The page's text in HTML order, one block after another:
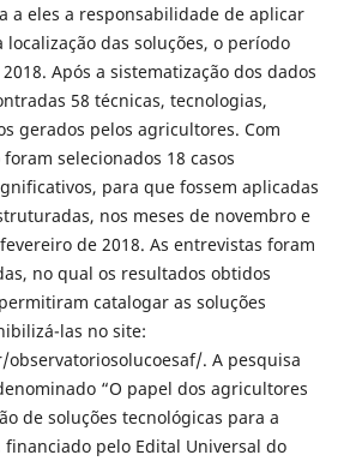
a eles a responsabilidade de aplicar
das soluções, o período
Após a sistematização dos dados
58 técnicas, tecnologias,
gerados pelos agricultores. Com
selecionados 18 casos
para que fossem aplicadas
nos meses de novembro e
de 2018. As entrevistas foram
no qual os resultados obtidos
catalogar as soluções
las no site:
. A pesquisa
“O papel dos agricultores
de soluções tecnológicas para a
pelo Edital Universal do